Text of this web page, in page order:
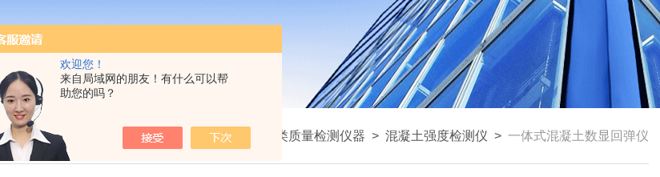
欢迎您！
来自局域网的朋友！有什么可以帮
助您的吗？
我的位置： >产品展示 >建筑工程类质量检测仪器 > 混凝土强度检测仪 > 一体式混凝土数显回弹仪